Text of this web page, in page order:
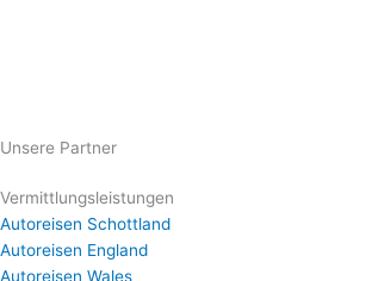
Unsere Partner
Vermittlungsleistungen
Autoreisen Schottland
Autoreisen England
Autoreisen Wales